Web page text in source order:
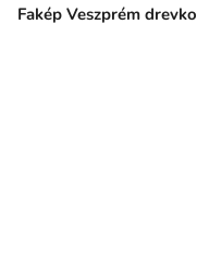
Fakép Veszprém